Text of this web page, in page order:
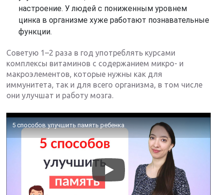
настроение. У людей с пониженным уровнем
цинка в организме хуже работают познавательные
функции.
Советую 1–2 раза в год употреблять курсами
комплексы витаминов с содержанием микро- и
макроэлементов, которые нужны как для
иммунитета, так и для всего организма, в том числе
они улучшат и работу мозга.
5 способов улучшить память ребенка